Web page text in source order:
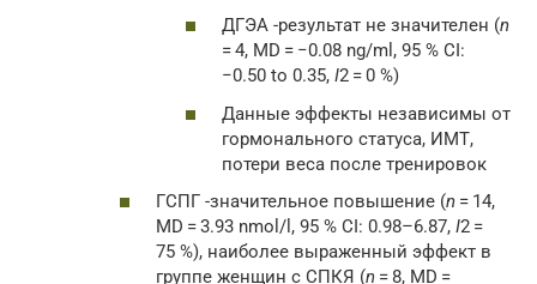
ДГЭА -результат не значителен (n
= 4, MD = −0.08 ng/ml, 95 % CI:
−0.50 to 0.35, I2 = 0 %)
Данные эффекты независимы от
гормонального статуса, ИМТ,
потери веса после тренировок
ГСПГ -значительное повышение (n = 14,
MD = 3.93 nmol/l, 95 % CI: 0.98–6.87, I2 =
75 %), наиболее выраженный эффект в
группе женщин с СПКЯ (n = 8, MD =